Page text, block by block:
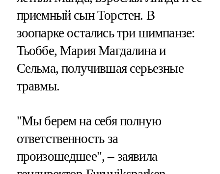
приемный сын Торстен. В
зоопарке остались три шимпанзе:
Тьоббе, Мария Магдалина и
Сельма, получившая серьезные
травмы.
"Мы берем на себя полную
ответственность за
произошедшее", – заявила